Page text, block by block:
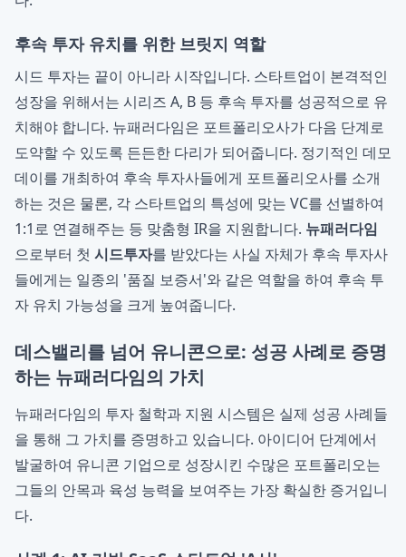
후속 투자 유치를 위한 브릿지 역할
시드 투자는 끝이 아니라 시작입니다. 스타트업이 본격적인
성장을 위해서는 시리즈 A, B 등 후속 투자를 성공적으로 유
치해야 합니다. 뉴패러다임은 포트폴리오사가 다음 단계로
도약할 수 있도록 든든한 다리가 되어줍니다. 정기적인 데모
데이를 개최하여 후속 투자사들에게 포트폴리오사를 소개
하는 것은 물론, 각 스타트업의 특성에 맞는 VC를 선별하여
1:1로 연결해주는 등 맞춤형 IR을 지원합니다. 뉴패러다임
으로부터 첫 시드투자를 받았다는 사실 자체가 후속 투자사
들에게는 일종의 '품질 보증서'와 같은 역할을 하여 후속 투
자 유치 가능성을 크게 높여줍니다.
데스밸리를 넘어 유니콘으로: 성공 사례로 증명
하는 뉴패러다임의 가치
뉴패러다임의 투자 철학과 지원 시스템은 실제 성공 사례들
을 통해 그 가치를 증명하고 있습니다. 아이디어 단계에서
발굴하여 유니콘 기업으로 성장시킨 수많은 포트폴리오는
그들의 안목과 육성 능력을 보여주는 가장 확실한 증거입니
다.